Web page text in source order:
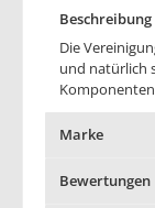
Beschreibung
Die
und natürlich
Marke
Bewertungen